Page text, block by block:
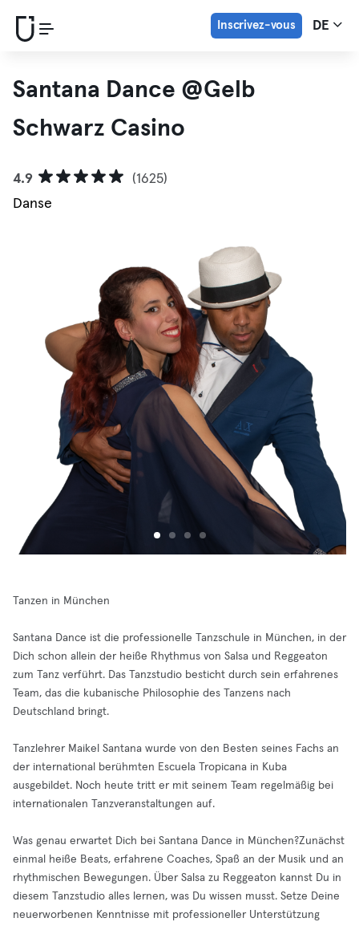
Inscrivez-vous DE
Santana Dance @Gelb
Schwarz Casino
4.9
(1625)
Danse
Tanzen in München
Santana Dance ist die professionelle Tanzschule in München, in der
Dich schon allein der heiße Rhythmus von Salsa und Reggeaton
zum Tanz verführt. Das Tanzstudio besticht durch sein erfahrenes
Team, das die kubanische Philosophie des Tanzens nach
Deutschland bringt.
Tanzlehrer Maikel Santana wurde von den Besten seines Fachs an
der international berühmten Escuela Tropicana in Kuba
ausgebildet. Noch heute tritt er mit seinem Team regelmäßig bei
internationalen Tanzveranstaltungen auf.
Was genau erwartet Dich bei Santana Dance in München?Zunächst
einmal heiße Beats, erfahrene Coaches, Spaß an der Musik und an
rhythmischen Bewegungen. Über Salsa zu Reggeaton kannst Du in
diesem Tanzstudio alles lernen, was Du wissen musst. Setze Deine
neuerworbenen Kenntnisse mit professioneller Unterstützung